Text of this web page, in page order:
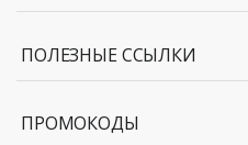
ПОЛЕЗНЫЕ ССЫЛКИ
ПРОМОКОДЫ